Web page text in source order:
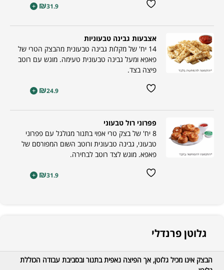
₪31.9
+
אצבעות גבינה טבעוניות
14 יח' של מקלות גבינה טבעונית מהבצק הטרי של
פאפא ומעל גבינה טבעונית טעימה. מוגש עם רוטב
פיצה בצד.
₪24.9
+
פפרוני רול טבעוני
8 יח' של בצק טרי אפוי בתנור מגולגל עם פפרוני
טבעוני, גבינה טבעונית ורוטב השום המפורסם של
פאפא. מוגש לצד רוטב לבחירה.
₪31.9
+
גלוטן פרנדלי
הבצק אינו מכיל גלוטן, אך הפיצה נאפית בתנור ובסביבת עבודה הכוללת